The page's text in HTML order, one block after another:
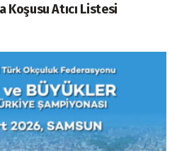
Koşusu Atıcı Listesi